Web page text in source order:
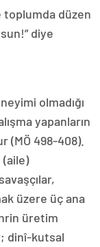
toplumda düzen
diye
olmadığı
yapanların
(MÖ 498-408).
üzere üç ana
üretim
dinî-kutsal